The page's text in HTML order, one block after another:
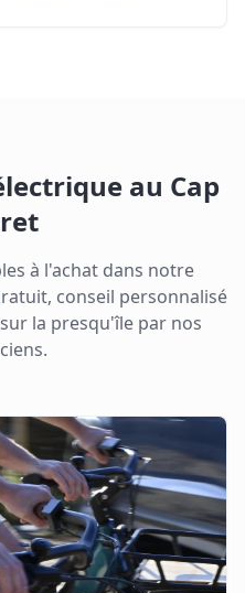
au Cap
à l'achat dans notre
conseil personnalisé
la presqu'île par nos